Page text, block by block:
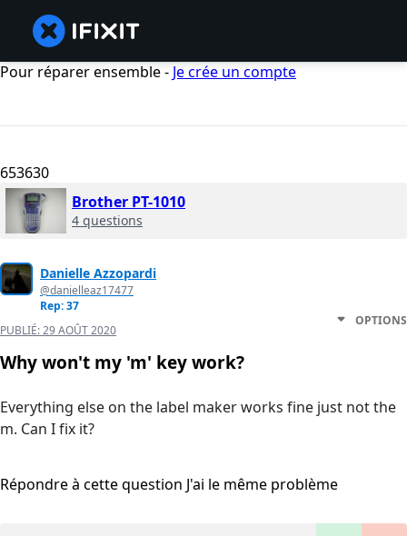
Pour réparer ensemble - Je crée un compte
653630
Brother PT-1010
4 questions
Danielle Azzopardi
@danielleaz17477
Rep: 37
PUBLIÉ:29 AOÛT 2020
OPTIONS
Why won't my 'm' key work?
Everything else on the label maker works fine just not the
m. Can I fix it?
Répondre à cette question J'ai le même problème